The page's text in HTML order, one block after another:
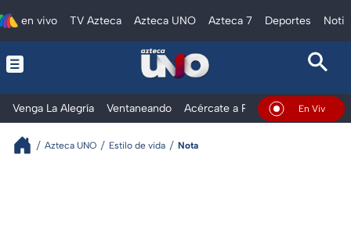
en vivo TV Azteca Azteca UNO Azteca 7 Deportes
Venga La Alegría Ventaneando Acércate a Rocío Al Extremo
En Vivo
Azteca UNO Estilo de vida Nota